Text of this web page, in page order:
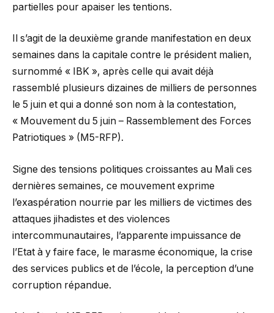
partielles pour apaiser les tentions.
Il s’agit de la deuxième grande manifestation en deux
semaines dans la capitale contre le président malien,
surnommé « IBK », après celle qui avait déjà
rassemblé plusieurs dizaines de milliers de personnes
le 5 juin et qui a donné son nom à la contestation,
« Mouvement du 5 juin – Rassemblement des Forces
Patriotiques » (M5-RFP).
Signe des tensions politiques croissantes au Mali ces
dernières semaines, ce mouvement exprime
l’exaspération nourrie par les milliers de victimes des
attaques jihadistes et des violences
intercommunautaires, l’apparente impuissance de
l’Etat à y faire face, le marasme économique, la crise
des services publics et de l’école, la perception d’une
corruption répandue.